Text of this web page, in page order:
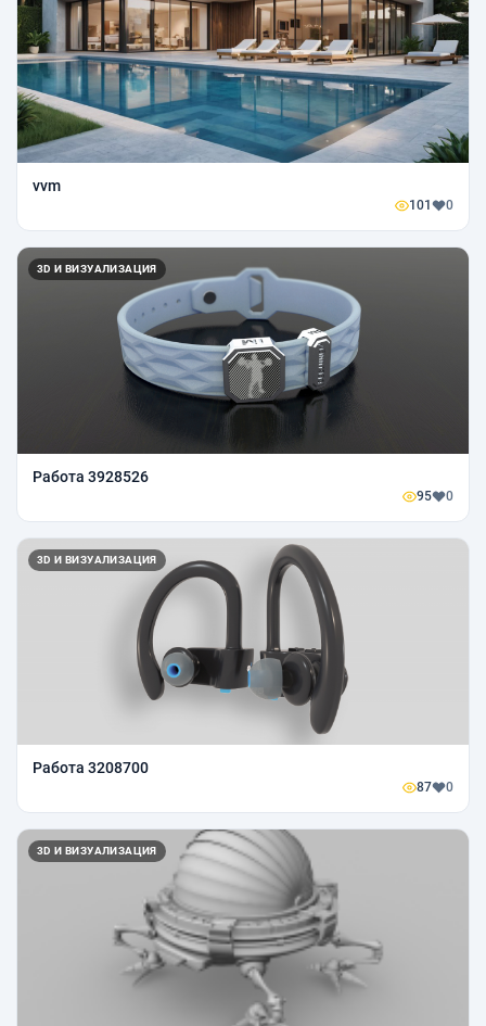
vvm
101 0
3D И ВИЗУАЛИЗАЦИЯ
Работа 3928526
95 0
3D И ВИЗУАЛИЗАЦИЯ
Работа 3208700
87 0
3D И ВИЗУАЛИЗАЦИЯ